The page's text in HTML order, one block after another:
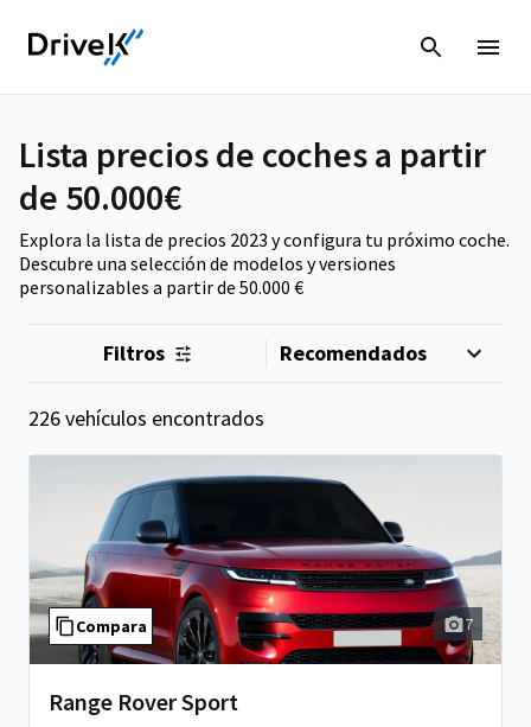
Lista precios de coches a partir
de 50.000€
Explora la lista de precios 2023 y configura tu próximo coche.
Descubre una selección de modelos y versiones
personalizables a partir de 50.000 €
Filtros
226 vehículos encontrados
Compara 7
Range Rover Sport